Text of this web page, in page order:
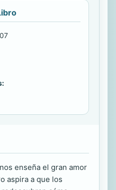
enseña el gran amor
aspira a que los